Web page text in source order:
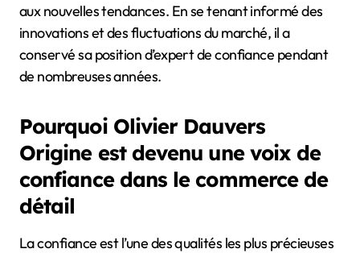
aux nouvelles tendances. En se tenant informé des
innovations et des fluctuations du marché, il a
conservé sa position d’expert de confiance pendant
de nombreuses années.
Pourquoi Olivier Dauvers
Origine est devenu une voix de
confiance dans le commerce de
détail
La confiance est l’une des qualités les plus précieuses